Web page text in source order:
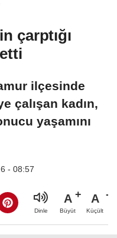
çarptığı
ilçesinde
çalışan kadın,
yaşamını
- 08:57
Dinle
A
Büyüt
A
Küçült